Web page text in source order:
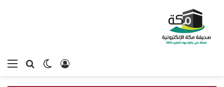
بحثالوضع
تسجيل الدخول